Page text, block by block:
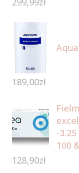
189,00zł
-
100
128,90zł